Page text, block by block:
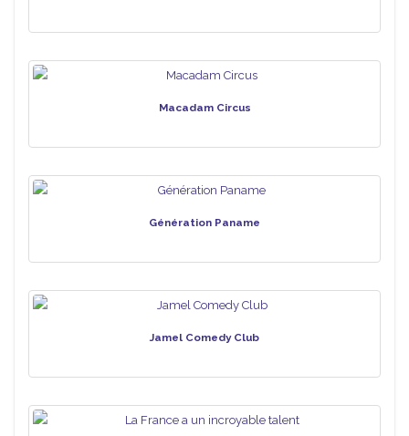
Macadam Circus
Génération Paname
Jamel Comedy Club